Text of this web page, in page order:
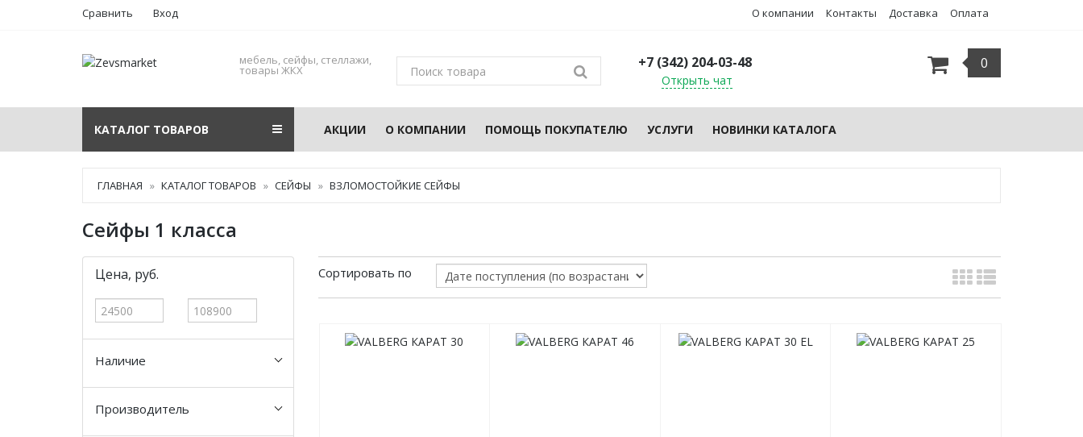
Сравнить Вход О компании Контакты Доставка Оплата
мебель, сейфы, стеллажи,
товары ЖКХ +7 (342) 204-03-48
Открыть чат
0
КАТАЛОГ ТОВАРОВ АКЦИИ О КОМПАНИИ ПОМОЩЬ ПОКУПАТЕЛЮ УСЛУГИ НОВИНКИ КАТАЛОГА
ГЛАВНАЯ КАТАЛОГ ТОВАРОВ СЕЙФЫ ВЗЛОМОСТОЙКИЕ СЕЙФЫ
Сейфы 1 класса
Цена, руб.
Наличие
Производитель
Сортировать по